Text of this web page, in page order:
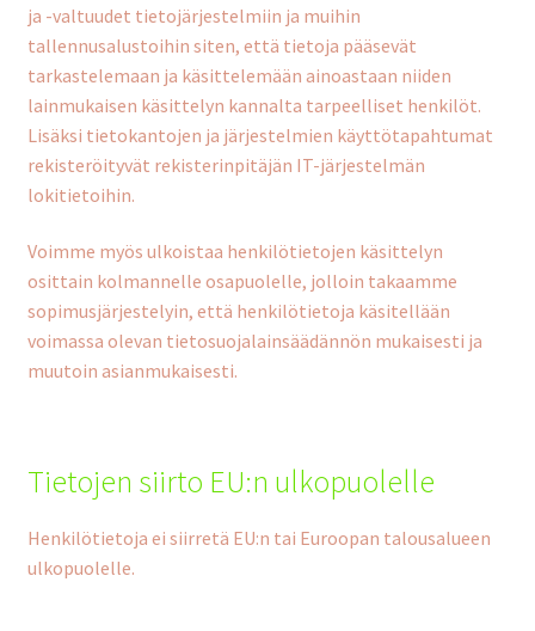
ja -valtuudet tietojärjestelmiin ja muihin
tallennusalustoihin siten, että tietoja pääsevät
tarkastelemaan ja käsittelemään ainoastaan niiden
lainmukaisen käsittelyn kannalta tarpeelliset henkilöt.
Lisäksi tietokantojen ja järjestelmien käyttötapahtumat
rekisteröityvät rekisterinpitäjän IT-järjestelmän
lokitietoihin.
Voimme myös ulkoistaa henkilötietojen käsittelyn
osittain kolmannelle osapuolelle, jolloin takaamme
sopimusjärjestelyin, että henkilötietoja käsitellään
voimassa olevan tietosuojalainsäädännön mukaisesti ja
muutoin asianmukaisesti.
Tietojen siirto EU:n ulkopuolelle
Henkilötietoja ei siirretä EU:n tai Euroopan talousalueen
ulkopuolelle.